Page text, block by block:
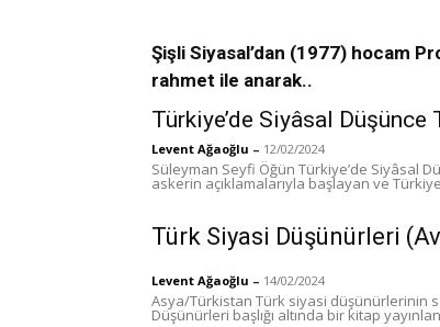
Şişli Siyasal’dan (1977) hocam
rahmet ile anarak..
Türkiye’de Siyâsal Düşünce
Levent Ağaoğlu – 12/02/2024
Süleyman Seyfi Öğün Türkiye’de Siyâsal
askerin açıklamalarıyla başlayan ve
Türk Siyasi Düşünürleri
Levent Ağaoğlu – 14/02/2024
Asya/Türkistan Türk siyasi düşünürlerinin
Düşünürleri başlığı altında bir kitap